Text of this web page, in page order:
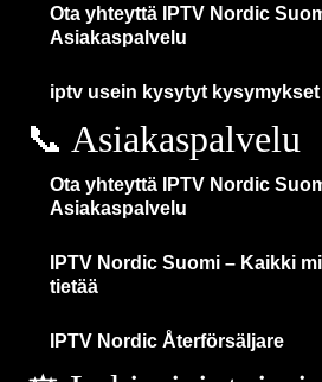
Ota yhteyttä IPTV Nordic
Asiakaspalvelu
iptv usein kysytyt kysymykset
📞 Asiakaspalvelu
Ota yhteyttä IPTV Nordic
Asiakaspalvelu
IPTV Nordic Suomi – Kaikki
tietää
IPTV Nordic Återförsäljare